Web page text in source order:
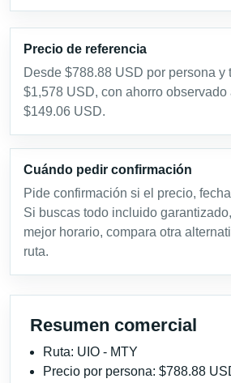
Precio de referencia
Desde $788.88 USD por persona y
$1,578 USD, con ahorro
$149.06 USD.
Cuándo pedir confirmación
Pide confirmación si el precio,
Si buscas todo incluido
mejor horario, compara otra
ruta.
Resumen comercial
Ruta: UIO - MTY
Precio por persona: $788.88